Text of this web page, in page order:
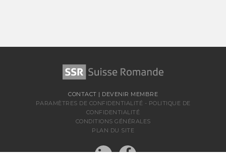
CONTACT | DEVENIR MEMBRE
PARAMÈTRES DE CONFIDENTIALITÉ - POLITIQUE DE
CONFIDENTIALITÉ
CONDITIONS GÉNÉRALES
PLAN DU SITE